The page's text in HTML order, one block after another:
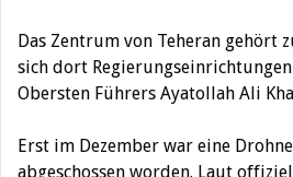
Das Zentrum von Teheran gehört
sich dort
Obersten Führers Ayatollah Ali
Erst im Dezember war eine
abgeschossen worden. Laut